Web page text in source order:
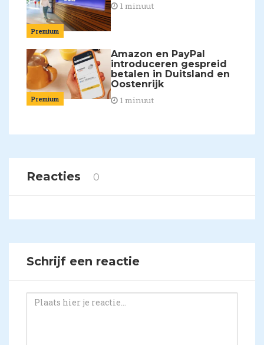
Premium
1 minuut
Premium
Amazon en PayPal
introduceren gespreid
betalen in Duitsland en
Oostenrijk
1 minuut
Reacties 0
Schrijf een reactie